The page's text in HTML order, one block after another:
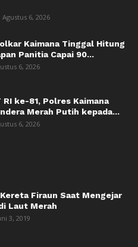
Agustus 6, 2026
Kaimana Tinggal Hitung
Panitia Capai 90...
6, 2026
RI ke-81, Polres Kaimana
Merah Putih kepada...
6, 2026
Firaun Saat Mengejar
Laut Merah
3, 2019